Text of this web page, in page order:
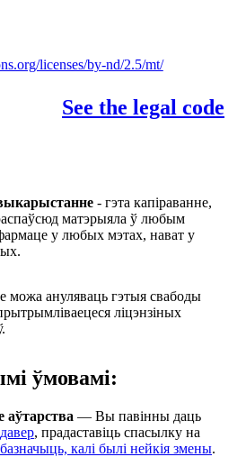
licenses/by-nd/2.5/mt/
See the legal code
- гэта капіраванне,
матэрыяла ў любым
у любых мэтах, нават у
можа ануляваць гэтыя свабоды
ліцэнзіных
ўмовамі:
аўтарства — Вы павінны даць
, прадаставіць спасылку на
калі былі нейкія змены.